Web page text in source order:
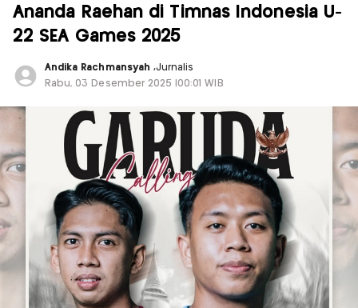
Ananda Raehan di Timnas Indonesia U-
22 SEA Games 2025
Andika Rachmansyah ,Jurnalis
Rabu, 03 Desember 2025 |00:01 WIB